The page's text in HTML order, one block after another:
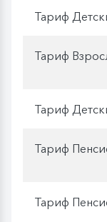
Тариф
Тариф
Тариф
Тариф
Тариф